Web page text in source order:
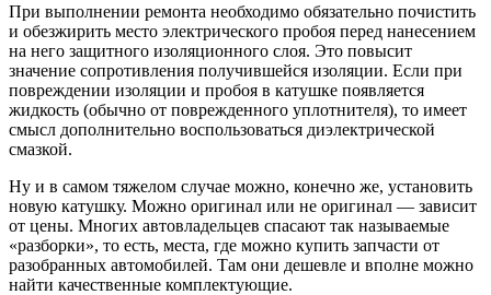
При выполнении ремонта необходимо обязательно почистить
и обезжирить место электрического пробоя перед нанесением
на него защитного изоляционного слоя. Это повысит
значение сопротивления получившейся изоляции. Если при
повреждении изоляции и пробоя в катушке появляется
жидкость (обычно от поврежденного уплотнителя), то имеет
смысл дополнительно воспользоваться диэлектрической
смазкой.
Ну и в самом тяжелом случае можно, конечно же, установить
новую катушку. Можно оригинал или не оригинал — зависит
от цены. Многих автовладельцев спасают так называемые
«разборки», то есть, места, где можно купить запчасти от
разобранных автомобилей. Там они дешевле и вполне можно
найти качественные комплектующие.